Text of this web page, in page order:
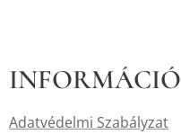
INFORMÁCIÓ
Adatvédelmi Szabályzat